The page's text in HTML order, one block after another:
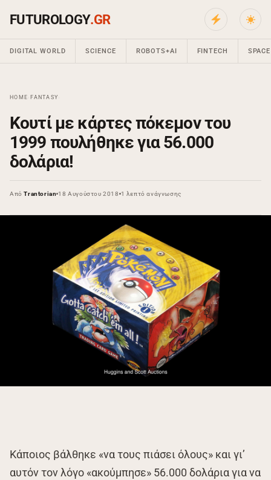
FUTUROLOGY.GR
DIGITAL WORLD SCIENCE ROBOTS+AI FINTECH SPACE
HOME FANTASY
Κουτί με κάρτες πόκεμον του
1999 πουλήθηκε για 56.000
δολάρια!
ΑπόTrantorian 18 Αυγούστου 2018 1 λεπτό ανάγνωσης
Κάποιος βάλθηκε «να τους πιάσει όλους» και γι’
αυτόν τον λόγο «ακούμπησε» 56.000 δολάρια για να